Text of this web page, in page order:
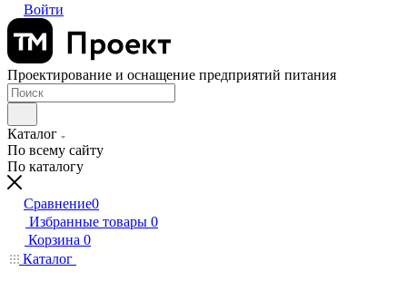
Войти
Проектирование и оснащение предприятий питания
Каталог
По всему сайту
По каталогу
Сравнение0
Избранные товары 0
Корзина 0
Каталог